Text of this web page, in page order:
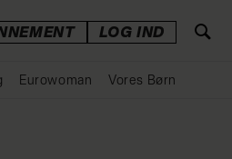
LOG IND
Eurowoman Vores Børn